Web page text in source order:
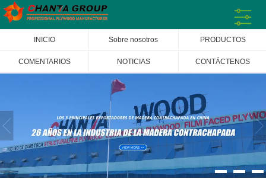
INICIO Sobre nosotros PRODUCTOS
COMENTARIOS NOTICIAS CONTÁCTENOS